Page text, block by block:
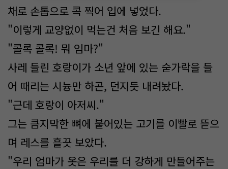
채로 손톱으로 콕 찍어 입에 넣었다.
"이렇게 교양없이 먹는건 처음 보긴 해요."
"콜록 콜록! 뭐 임마?"
사레 들린 호랑이가 소년 앞에 있는 숟가락을 들
어 때리는 시늉만 하곤, 던지듯 내려놨다.
"근데 호랑이 아저씨."
그는 큼지막한 뼈에 붙어있는 고기를 이빨로 뜯으
며 레스를 흘끗 보았다.
"우리 엄마가 옷은 우리를 더 강하게 만들어주는